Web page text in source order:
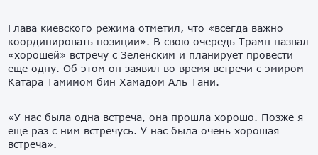
Глава киевского режима отметил, что «всегда важно
координировать позиции». В свою очередь Трамп назвал
«хорошей» встречу с Зеленским и планирует провести
еще одну. Об этом он заявил во время встречи с эмиром
Катара Тамимом бин Хамадом Аль Тани.
«У нас была одна встреча, она прошла хорошо. Позже я
еще раз с ним встречусь. У нас была очень хорошая
встреча».